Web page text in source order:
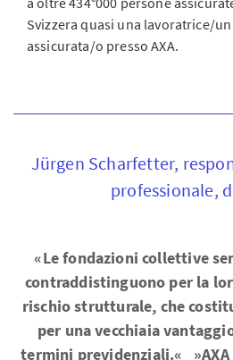
Svizzera quasi una lavoratrice/
assicurata/o presso AXA.
Jürgen Scharfetter,
professionale,
«Le fondazioni collettive
contraddistinguono per la
rischio strutturale, che
per una vecchiaia
termini previdenziali.« »AXA